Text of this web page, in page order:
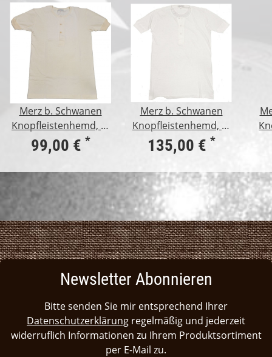
Merz b. Schwanen
Knopfleistenhemd, 2-
fädig, 1/4 Arm, natur
99,00 € *
Merz b. Schwanen
Knopfleistenhemd, 1-
fädig, 1/4 Arm, weiß
135,00 € *
Newsletter Abonnieren
Bitte senden Sie mir entsprechend Ihrer
Datenschutzerklärung regelmäßig und jederzeit
widerruflich Informationen zu Ihrem Produktsortiment
per E-Mail zu.